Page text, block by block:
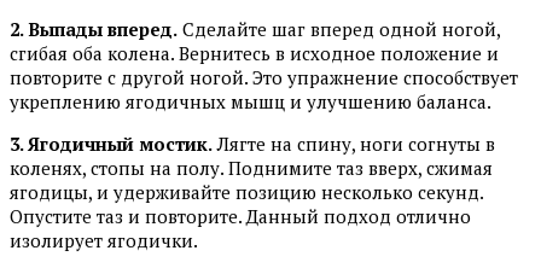
2. Выпады вперед. Сделайте шаг вперед одной ногой,
сгибая оба колена. Вернитесь в исходное положение и
повторите с другой ногой. Это упражнение способствует
укреплению ягодичных мышц и улучшению баланса.
3. Ягодичный мостик.Лягте на спину, ноги согнуты в
коленях, стопы на полу. Поднимите таз вверх, сжимая
ягодицы, и удерживайте позицию несколько секунд.
Опустите таз и повторите. Данный подход отлично
изолирует ягодички.